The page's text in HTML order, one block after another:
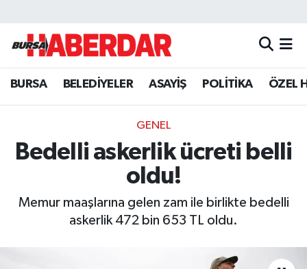
BURSA BELEDİYELER ASAYİŞ POLİTİKA ÖZEL
GENEL
Bedelli askerlik ücreti belli
oldu!
Memur maaşlarına gelen zam ile birlikte bedelli
askerlik 472 bin 653 TL oldu.
Hava Durumu
Trafik Durumu
Süper Lig Puan Durumu ve Fikstür
Tüm Manşetler
Haber Arşivi